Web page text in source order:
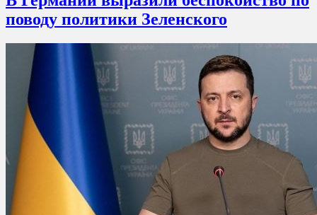
поводу политики Зеленского